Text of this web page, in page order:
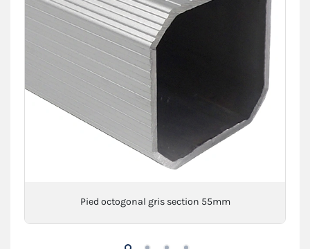
Pied octogonal gris section 55mm